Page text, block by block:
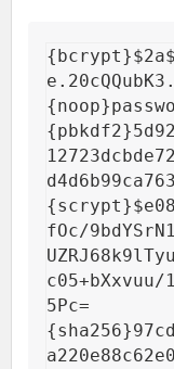
fOc/
c05+bXxvuu/
5Pc=